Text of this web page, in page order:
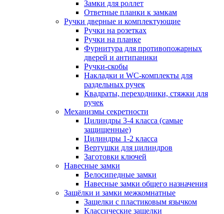
Замки для роллет
Ответные планки к замкам
Ручки дверные и комплектующие
Ручки на розетках
Ручки на планке
Фурнитура для противопожарных
дверей и антипаники
Ручки-скобы
Накладки и WC-комплекты для
раздельных ручек
Квадраты, переходники, стяжки для
ручек
Механизмы секретности
Цилиндры 3-4 класса (самые
защищенные)
Цилиндры 1-2 класса
Вертушки для цилиндров
Заготовки ключей
Навесные замки
Велосипедные замки
Навесные замки общего назначения
Защёлки и замки межкомнатные
Защелки с пластиковым язычком
Классические защелки